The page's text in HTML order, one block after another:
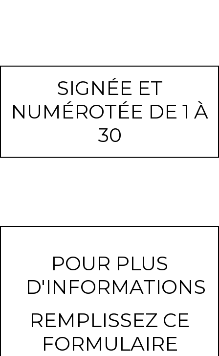
SIGNÉE ET
NUMÉROTÉE DE 1 À
30
POUR PLUS
D'INFORMATIONS
REMPLISSEZ CE
FORMULAIRE